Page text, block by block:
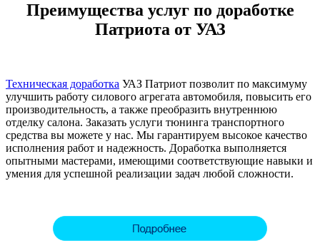
Преимущества услуг по доработке
Патриота от УАЗ
Техническая доработка УАЗ Патриот позволит по максимуму
улучшить работу силового агрегата автомобиля, повысить его
производительность, а также преобразить внутреннюю
отделку салона. Заказать услуги тюнинга транспортного
средства вы можете у нас. Мы гарантируем высокое качество
исполнения работ и надежность. Доработка выполняется
опытными мастерами, имеющими соответствующие навыки и
умения для успешной реализации задач любой сложности.